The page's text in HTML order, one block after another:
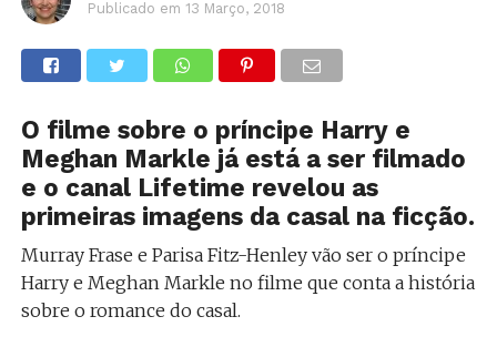
Publicado em 13 Março, 2018
O filme sobre o príncipe Harry e
Meghan Markle já está a ser filmado
e o canal Lifetime revelou as
primeiras imagens da casal na ficção.
Murray Frase e Parisa Fitz-Henley vão ser o príncipe
Harry e Meghan Markle no filme que conta a história
sobre o romance do casal.